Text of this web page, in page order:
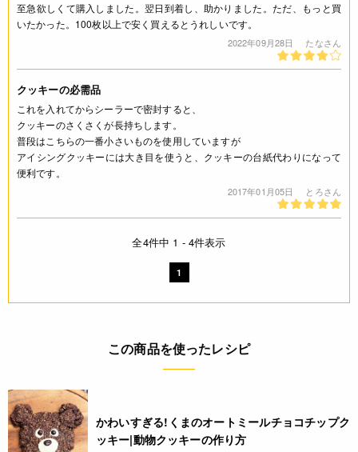
至急欲しくて購入しました。翌日到着し、助かりました。ただ、もっと買
いたかった。100枚以上で安く買えるとうれしいです。
2022年09月28日 たなさん
クッキーの必需品
これを入れてからシーラーで密封すると、
クッキーのさくさくが長持ちします。
普段はこちらの一番小さいものを使用していますが
アイシングクッキーには大き目を使うと、クッキーの台紙代わりになって
便利です。
2017年01月05日 とろさん
全4件中 1 - 4件表示
1
この商品を使ったレシピ
かわいすぎる!くまのオートミールチョコチップク
ッキー|動物クッキーの作り方